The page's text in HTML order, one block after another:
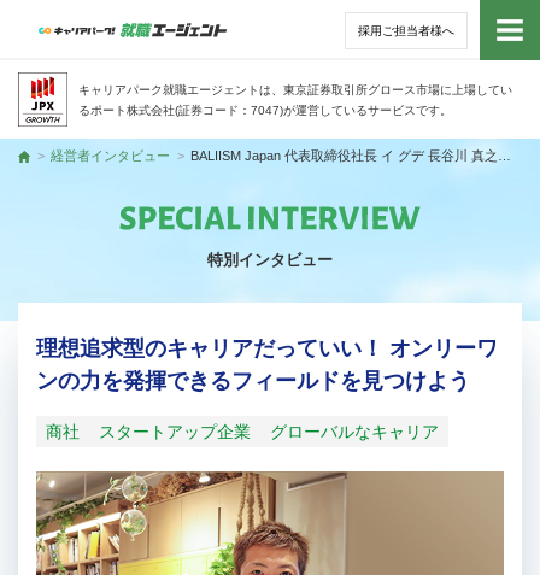
採用ご担当者様へ
キャリアパーク就職エージェントは、東京証券取引所グロース市場に上場してい
るポート株式会社(証券コード：7047)が運営しているサービスです。
トッ
トップ
経営者インタビュー
特別インタビュー
理想追求型のキャリアだっていい！ オンリーワ
ンの力を発揮できるフィールドを見つけよう
商社 スタートアップ企業 グローバルなキャリア